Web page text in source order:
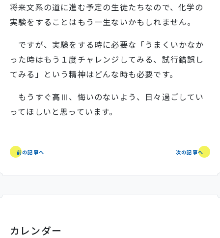
@kobe_kaisei
将来文系の道に進む予定の生徒たちなので、化学の
実験をすることはもう一生ないかもしれません。
ですが、実験をする時に必要な「うまくいかなか
った時はもう１度チャレンジしてみる、試行錯誤し
てみる」という精神はどんな時も必要です。
もうすぐ高Ⅲ、悔いのないよう、日々過ごしてい
ってほしいと思っています。
前の記事へ 次の記事へ
カレンダー